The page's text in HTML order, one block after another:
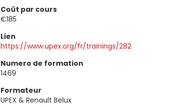
Coût par cours
€185
Lien
https://www.upex.org/fr/trainings/282
Numero de formation
1469
Formateur
UPEX & Renault Belux